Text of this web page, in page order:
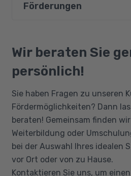
Grundlagen
Fertigungs- und
Qualifikationen'
Volks- und
Rechnungswesen
Recht und Steuern
Unternehmensführung
Die Voraussetzungen für
in Wirklichkeit einfach zu
Für die Teilnahme an der
Industrie- und
Prüfung im Bereich
Qualifikationen oder
Qualifikationen ist
Kriterien nachweisen kann:
eine mit Erfolg
Förderungen
Berufliche Rehabilitation
Wir beraten Sie
persönlich!
Sie haben Fragen zu unseren
Fördermöglichkeiten? Dann
beraten! Gemeinsam finden
Weiterbildung oder
bei der Auswahl Ihres idealen
vor Ort oder von zu Hause.
Kontaktieren Sie uns, um